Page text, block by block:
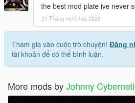
the best mod plate ive never
21 Tháng mười hai, 2023
Tham gia vào cuộc trò chuyện! Đăng
tài khoản để có thể bình luận.
More mods byJohnny